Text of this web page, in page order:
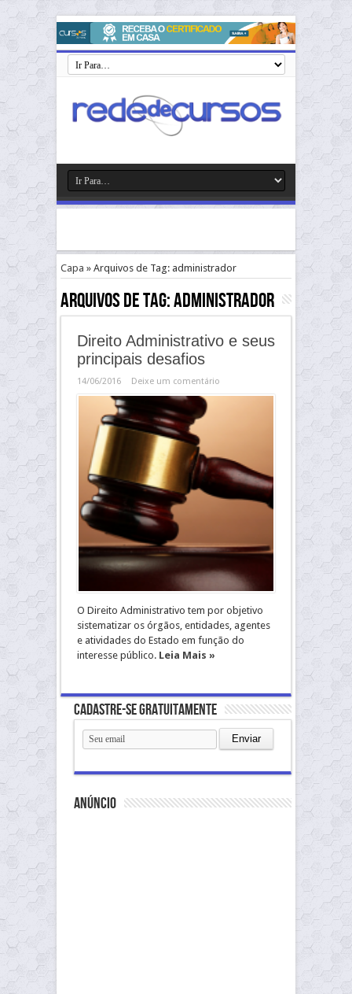
Capa » Arquivos de Tag: administrador
Arquivos de Tag:administrador
Direito Administrativo e seus
principais desafios
14/06/2016 Deixe um comentário
O Direito Administrativo tem por objetivo
sistematizar os órgãos, entidades, agentes
e atividades do Estado em função do
interesse público. Leia Mais »
Cadastre-se gratuitamente
anúncio